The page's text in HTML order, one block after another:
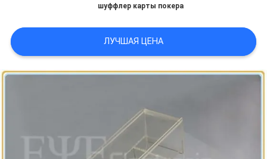
ОТПРАВИТЬ
ЗАПРОС
КАРТА
POLICY
шуффлер карты покера
ЛУЧШАЯ ЦЕНА